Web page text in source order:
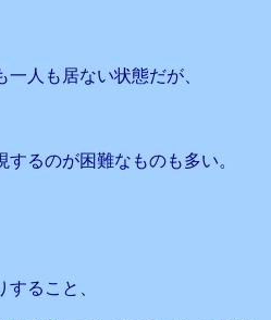
人も居ない状態だが、
るのが困難なものも多い。
ること、